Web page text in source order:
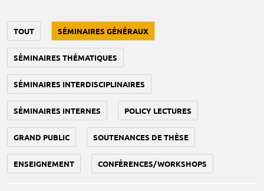
TOUT SÉMINAIRES GÉNÉRAUX
SÉMINAIRES THÉMATIQUES
SÉMINAIRES INTERDISCIPLINAIRES
SÉMINAIRES INTERNES POLICY LECTURES
GRAND PUBLIC SOUTENANCES DE THÈSE
ENSEIGNEMENT CONFÉRENCES/WORKSHOPS